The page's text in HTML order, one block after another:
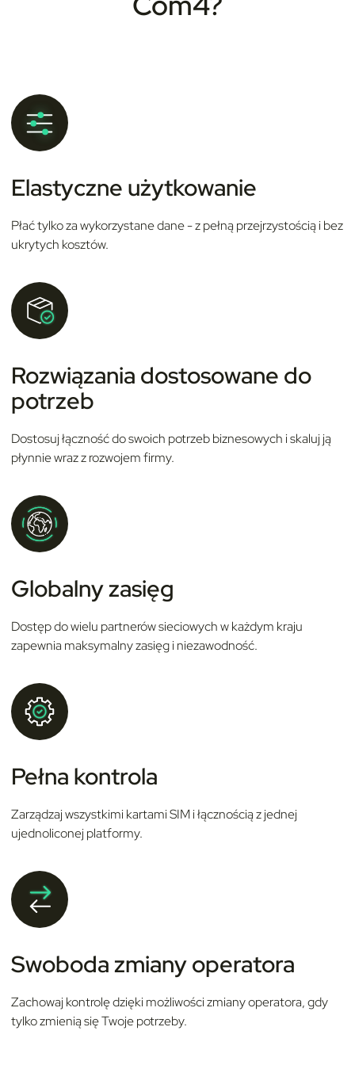
Elastyczne użytkowanie
Płać tylko za wykorzystane dane - z pełną przejrzystością i bez
ukrytych kosztów.
Rozwiązania dostosowane do
potrzeb
Dostosuj łączność do swoich potrzeb biznesowych i skaluj ją
płynnie wraz z rozwojem firmy.
Globalny zasięg
Dostęp do wielu partnerów sieciowych w każdym kraju
zapewnia maksymalny zasięg i niezawodność.
Pełna kontrola
Zarządzaj wszystkimi kartami SIM i łącznością z jednej
ujednoliconej platformy.
Swoboda zmiany operatora
Zachowaj kontrolę dzięki możliwości zmiany operatora, gdy
tylko zmienią się Twoje potrzeby.